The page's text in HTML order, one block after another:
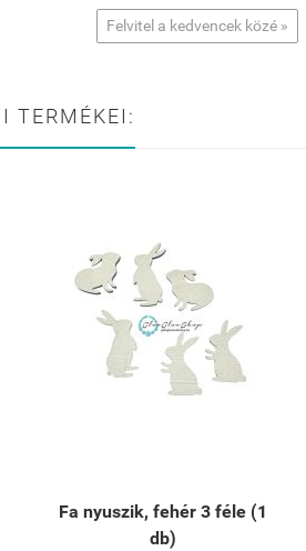
Felvitel a kedvencek közé »
TERMÉKEI:
Fa nyuszik, fehér 3 féle (1
db)